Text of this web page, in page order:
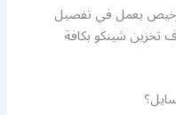
يعمل في تفصيل
شينكو بكافة